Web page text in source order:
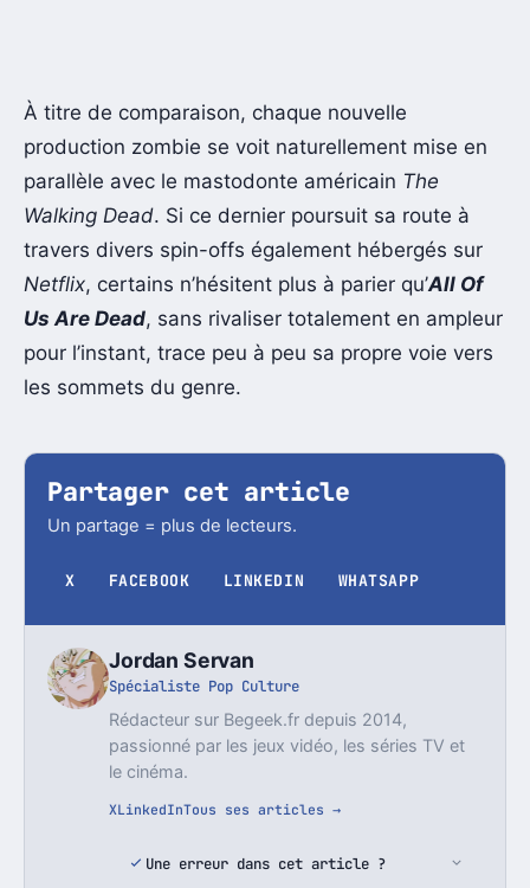
À titre de comparaison, chaque nouvelle
production zombie se voit naturellement mise en
parallèle avec le mastodonte américain The
Walking Dead. Si ce dernier poursuit sa route à
travers divers spin-offs également hébergés sur
Netflix, certains n’hésitent plus à parier qu’All Of
Us Are Dead, sans rivaliser totalement en ampleur
pour l’instant, trace peu à peu sa propre voie vers
les sommets du genre.
Partager cet article
Un partage = plus de lecteurs.
X FACEBOOK LINKEDIN WHATSAPP
Jordan Servan
Spécialiste Pop Culture
Rédacteur sur Begeek.fr depuis 2014,
passionné par les jeux vidéo, les séries TV et
le cinéma.
XLinkedInTous ses articles →
Une erreur dans cet article ?